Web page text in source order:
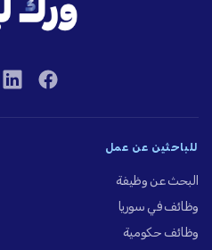
للباحثين عن عمل
البحث عن وظيفة
وظائف في سوريا
وظائف حكومية